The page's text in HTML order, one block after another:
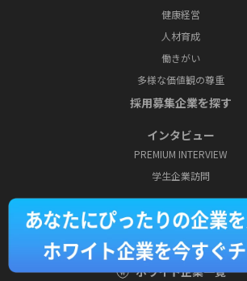
健康経営
人材育成
働きがい
多様な価値観の尊重
採⽤募集企業を探す
インタビュー
PREMIUM INTERVIEW
学⽣企業訪問
就活お役⽴ちブログ
ホワイト企業一覧